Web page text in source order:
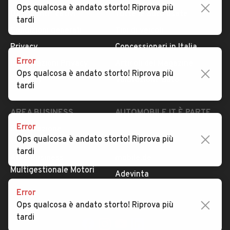
Dati identificativi
Privacy
Impostazioni Privacy
Security
Tutte le auto usate
Concessionari in Italia
Valutazione auto
AREA BUSINESS
Registrazione
concessionario
Multigestionale Motori
AUTOMOBILE.IT È PARTE
subito.it
Adevinta
SEGUICI
Ops qualcosa è andato storto! Riprova più
tardi
Error
Ops qualcosa è andato storto! Riprova più
tardi
Error
Ops qualcosa è andato storto! Riprova più
tardi
Error
Ops qualcosa è andato storto! Riprova più
tardi